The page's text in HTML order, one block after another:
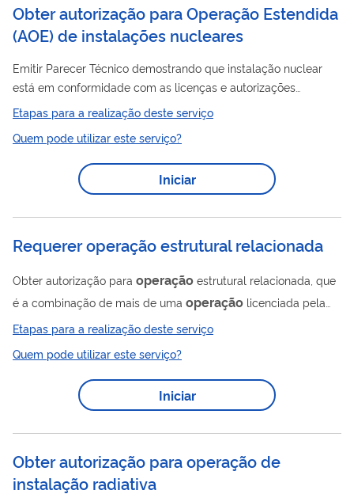
Obter autorização para Operação Estendida
(AOE) de instalações nucleares
Emitir Parecer Técnico demostrando que instalação nuclear
está em conformidade com as licenças e autorizações
pertinentes, bem como seus aditamentos. Se aprovado, é
publicado ato em Diário Oficial da União (DOU).
Etapas para a realização deste serviço
Quem pode utilizar este serviço?
Iniciar
Requerer operação estrutural relacionada
Obter autorização para operação estrutural relacionada, que
é a combinação de mais de uma operação licenciada pela
Previc. Por exemplo: cisão com transferência de
gerenciamento de plano de benefícios. Saiba mais sobre
previdência privada e entidades fechadas de previdência
complementar:
Etapas para a realização deste serviço
Quem pode utilizar este serviço?
Iniciar
Obter autorização para operação de
instalação radiativa